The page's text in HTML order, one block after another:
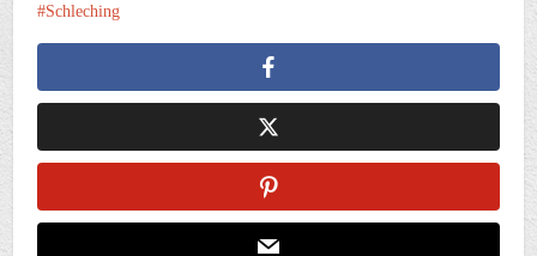
Schleching